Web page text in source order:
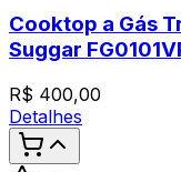
Cooktop a Gás
Suggar
R$ 400,00
Detalhes